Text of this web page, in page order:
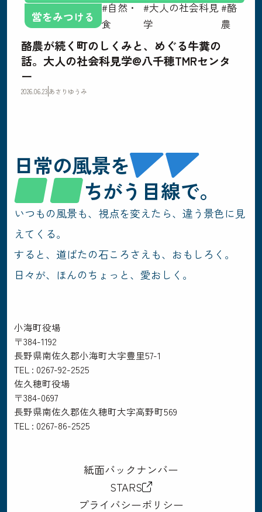
営をみつける
#自然・
食
#大人の社会科見
学
#酪
農
酪農が続く町のしくみと、めぐる牛糞の
話。大人の社会科見学@八千穂TMRセンタ
ー
2026.06.23あさりゆうみ
日常の風景を
ちがう目線で。
いつもの風景も、視点を変えたら、違う景色に見
えてくる。
すると、道ばたの石ころさえも、おもしろく。
日々が、ほんのちょっと、愛おしく。
小海町役場
〒384-1192
長野県南佐久郡小海町大字豊里57-1
TEL : 0267-92-2525
佐久穂町役場
〒384-0697
長野県南佐久郡佐久穂町大字高野町569
TEL : 0267-86-2525
紙面バックナンバー
STARS
プライバシーポリシー